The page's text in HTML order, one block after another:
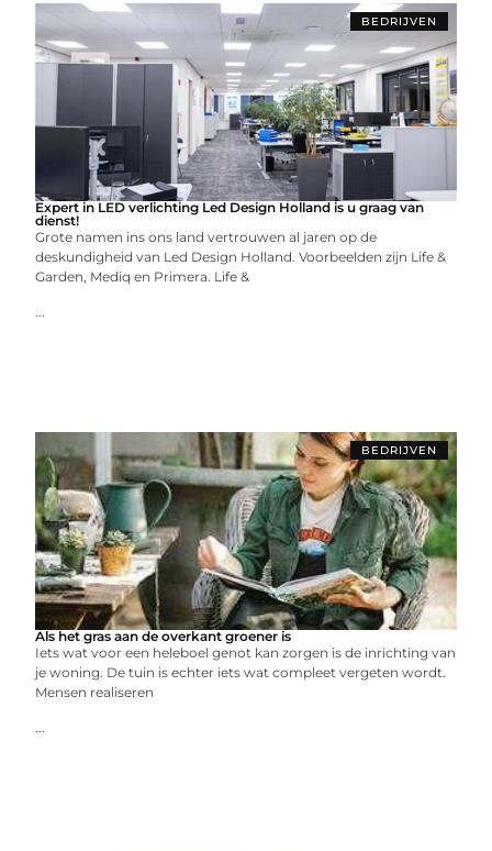
BEDRIJVEN
Expert in LED verlichting Led Design Holland is u graag van
dienst!
Grote namen ins ons land vertrouwen al jaren op de
deskundigheid van Led Design Holland. Voorbeelden zijn Life &
Garden, Mediq en Primera. Life &
...
BEDRIJVEN
Als het gras aan de overkant groener is
Iets wat voor een heleboel genot kan zorgen is de inrichting van
je woning. De tuin is echter iets wat compleet vergeten wordt.
Mensen realiseren
...